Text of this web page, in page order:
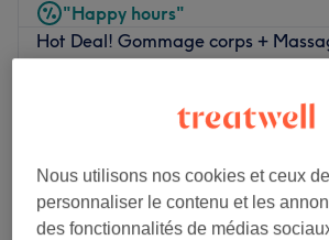
"Happy hours"
Hot Deal! Gommage corps +
Massage Singapourien
50 min
Massage Californien 50min
Nous utilisons nos cookies et ceux
personnaliser le contenu et les
des fonctionnalités de médias